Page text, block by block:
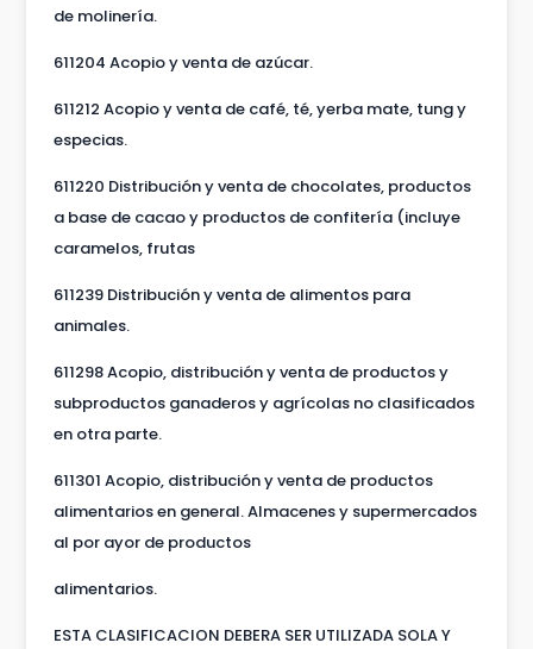
de molinería.
611204 Acopio y venta de azúcar.
611212 Acopio y venta de café, té, yerba mate, tung y
especias.
611220 Distribución y venta de chocolates, productos
a base de cacao y productos de confitería (incluye
caramelos, frutas
611239 Distribución y venta de alimentos para
animales.
611298 Acopio, distribución y venta de productos y
subproductos ganaderos y agrícolas no clasificados
en otra parte.
611301 Acopio, distribución y venta de productos
alimentarios en general. Almacenes y supermercados
al por ayor de productos
alimentarios.
ESTA CLASIFICACION DEBERA SER UTILIZADA SOLA Y